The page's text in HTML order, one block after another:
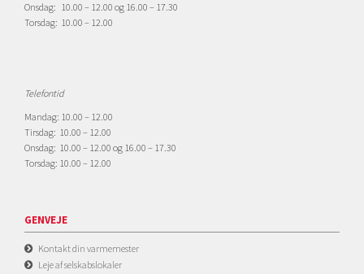
Onsdag: 10.00 – 12.00 og 16.00 – 17.30
Torsdag: 10.00 – 12.00
Telefontid
Mandag: 10.00 – 12.00
Tirsdag: 10.00 – 12.00
Onsdag: 10.00 – 12.00 og 16.00 – 17.30
Torsdag: 10.00 – 12.00
GENVEJE
Kontakt din varmemester
Leje af selskabslokaler